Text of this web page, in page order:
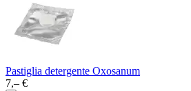
Pastiglia detergente Oxosanum
7,– €